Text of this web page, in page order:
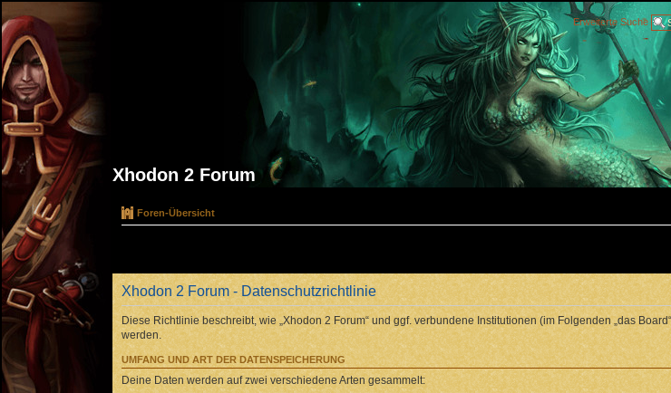
Erweiterte Suche
Xhodon 2 Forum
Foren-Übersicht
Xhodon 2 Forum - Datenschutzrichtlinie
Diese Richtlinie beschreibt, wie „Xhodon 2 Forum“ und ggf. verbundene Institutionen (im Folgenden „das
werden.
UMFANG UND ART DER DATENSPEICHERUNG
Deine Daten werden auf zwei verschiedene Arten gesammelt: